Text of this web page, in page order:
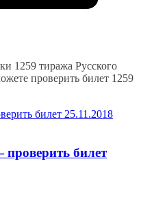
1259 тиража Русского
проверить билет 1259
проверить билет